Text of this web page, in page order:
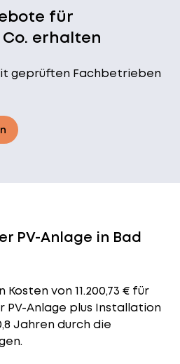
für
erhalten
geprüften Fachbetrieben
PV-Anlage in Bad
Kostenvon 11.200,73 € für
Anlage plus Installation
Jahren durch die